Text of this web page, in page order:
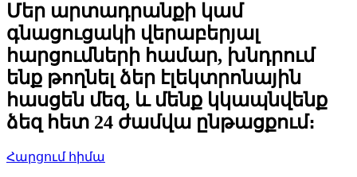
Մեր արտադրանքի կամ
գնացուցակի վերաբերյալ
հարցումների համար, խնդրում
ենք թողնել ձեր էլեկտրոնային
հասցեն մեզ, և մենք կկապնվենք
ձեզ հետ 24 ժամվա ընթացքում։
Հարցում հիմա